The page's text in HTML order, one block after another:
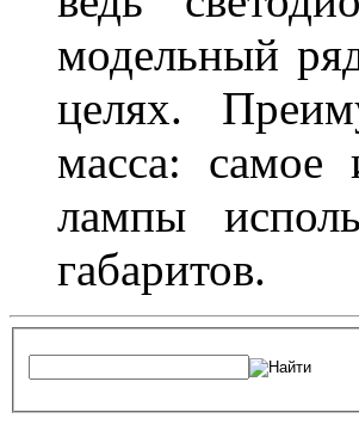
модельный
целях.
масса: самое
лампы
габаритов.